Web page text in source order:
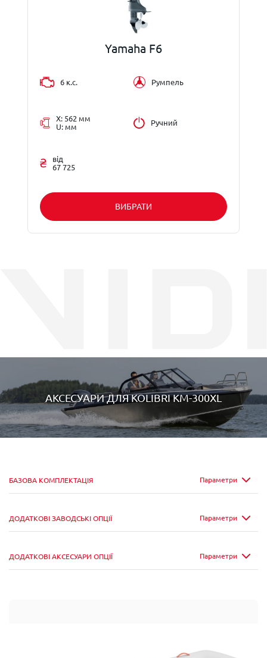
Yamaha F6
6 к.с. Румпель
X: 562 мм
U: мм
Ручний
від
67 725
ВИБРАТИ
АКСЕСУАРИ ДЛЯKOLIBRI KM-300XL
Параметри
БАЗОВА КОМПЛЕКТАЦІЯ
Параметри
ДОДАТКОВІ ЗАВОДСЬКІ ОПЦІЇ
Параметри
ДОДАТКОВІ АКСЕСУАРИ ОПЦІЇ